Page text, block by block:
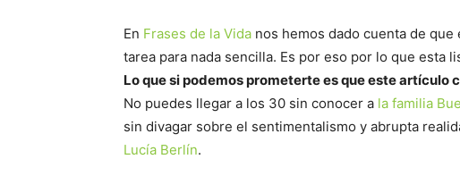
En Frases de la Vida nos hemos dado cuenta de que
tarea para nada sencilla. Es por eso por lo que esta
Lo que si podemos prometerte es que este
No puedes llegar a los 30 sin conocer a la familia
sin divagar sobre el sentimentalismo y abrupta
Lucía Berlín.